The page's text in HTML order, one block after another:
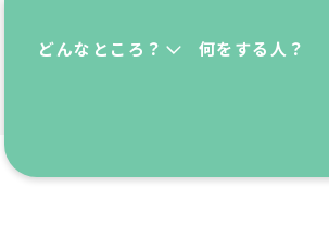
どんなところ？ 何をする人？